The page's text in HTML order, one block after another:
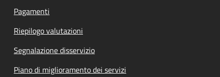
Pagamenti
Riepilogo valutazioni
Segnalazione disservizio
Piano di miglioramento dei servizi